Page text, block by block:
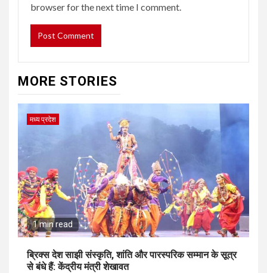
browser for the next time I comment.
MORE STORIES
मध्य प्रदेश
1 min read
ब्रिक्स देश साझी संस्कृति, शांति और पारस्परिक सम्मान के सूत्र
से बंधे हैं: केंद्रीय मंत्री शेखावत